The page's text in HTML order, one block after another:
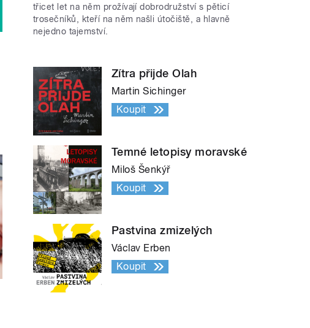
třicet let na něm prožívají dobrodružství s pěticí
trosečníků, kteří na něm našli útočiště, a hlavně
nejedno tajemství.
Zítra přijde Olah
Martin Sichinger
Koupit
Temné letopisy moravské
Miloš Šenkýř
Koupit
Pastvina zmizelých
Václav Erben
Koupit